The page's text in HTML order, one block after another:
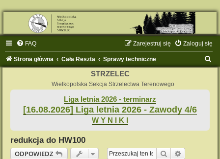
FAQ Zaloguj się
Zarejestruj się
Strona główna Cała Reszta Sprawy techniczne
STRZELEC
Wielkopolska Sekcja Strzelectwa Terenowego
Liga letnia 2026 - terminarz
[16.08.2026] Liga letnia 2026 - Zawody 4/6
W Y N I K I
redukcja do HW100
ODPOWIEDZ
Szukaj